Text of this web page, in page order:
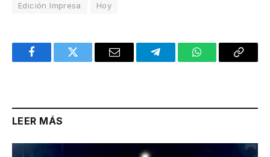
Edición Impresa Hoy
FacebookTwitter Email TelegramWhatsAppCopy
LEER MÁS